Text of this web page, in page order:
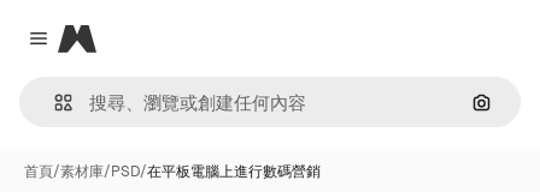
Close menu
Magnific
通過圖
首頁/素材庫/PSD/在平板電腦上進行數碼營銷